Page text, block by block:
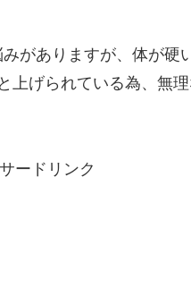
がありますが、体が硬
上げられている為、無
ードリンク